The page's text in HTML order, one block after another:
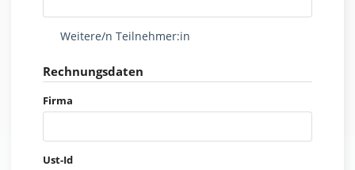
Weitere/n Teilnehmer:in
Rechnungsdaten
Firma
Ust-Id